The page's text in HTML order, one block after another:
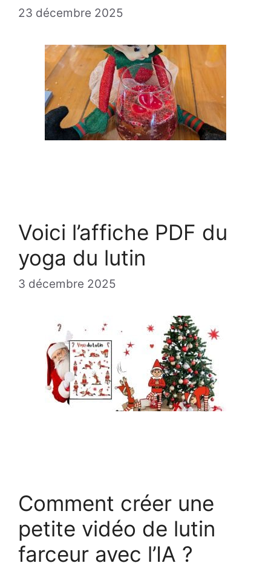
23 décembre 2025
Voici l’affiche PDF du
yoga du lutin
3 décembre 2025
Comment créer une
petite vidéo de lutin
farceur avec l’IA ?